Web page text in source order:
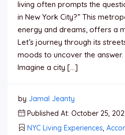
living often prompts the
in New York City?” This
energy and dreams, offers a
Let’s journey through its
moods to uncover the answer.
Imagine a city […]
by Jamal Jeanty
Published At: October 25,
NYC Living Experiences,